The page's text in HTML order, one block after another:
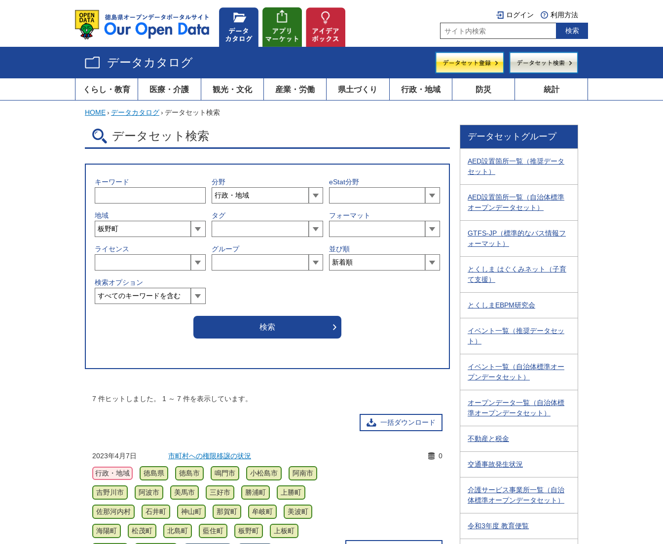
ログイン 利用方法
データカタログ
くらし・教育 医療・介護 観光・文化 産業・労働 県土づくり 行政・地域 防災 統計
HOME› データカタログ› データセット検索
データセット検索
キーワード 分野 eStat分野
地域 タグ フォーマット
ライセンス グループ 並び順
検索オプション
7 件ヒットしました。 1 ～ 7 件を表示しています。
一括ダウンロード
2023年4月7日 市町村への権限移譲の状況 0
行政・地域 徳島県 徳島市 鳴門市 小松島市 阿南市
吉野川市 阿波市 美馬市 三好市 勝浦町 上勝町
佐那河内村 石井町 神山町 那賀町 牟岐町 美波町
海陽町 松茂町 北島町 藍住町 板野町 上板町
データセットグループ
AED設置箇所一覧（推奨データ
セット）
AED設置箇所一覧（自治体標準
オープンデータセット）
GTFS-JP（標準的なバス情報フ
ォーマット）
とくしま はぐくみネット（子育
て支援）
とくしまEBPM研究会
イベント一覧（推奨データセッ
ト）
イベント一覧（自治体標準オー
プンデータセット）
オープンデータ一覧（自治体標
準オープンデータセット）
不動産と税金
交通事故発生状況
介護サービス事業所一覧（自治
体標準オープンデータセット）
令和3年度 教育便覧